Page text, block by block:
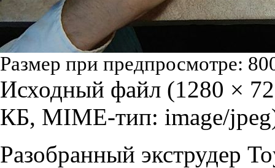
Размер при предпросмотре:
Исходный файл (1280 ×
КБ, MIME-тип: image/jpeg
Разобранный экструдер